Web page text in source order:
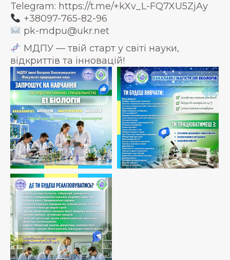
Telegram: https://t.me/+kXv_L-FQ7XU5ZjAy
+38097-765-82-96
pk-mdpu@ukr.net
МДПУ — твій старт у світі науки,
відкриттів та інновацій!